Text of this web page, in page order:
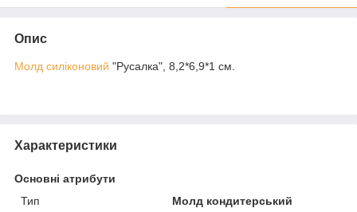
Опис
Молд силіконовий "Русалка", 8,2*6,9*1 см.
Характеристики
Основні атрибути
Тип
Молд кондитерський